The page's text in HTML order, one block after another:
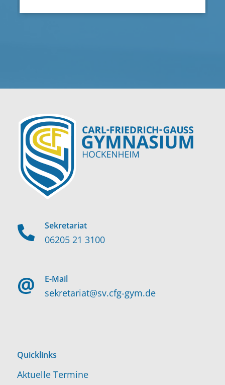
Sekretariat
06205 21 3100
E-Mail
sekretariat@sv.cfg-gym.de
Quicklinks
Aktuelle Termine